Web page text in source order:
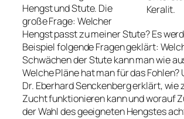
Keralit.
Hengst und Stute. Die
große Frage: Welcher
Hengst passt zu meiner Stute? Es
Beispiel folgende Fragen geklärt:
Schwächen der Stute kann man wie
Welche Pläne hat man für das Fohlen?
Dr. Eberhard Senckenberg erklärt,
Zucht funktionieren kann und worauf
der Wahl des geeigneten Hengstes